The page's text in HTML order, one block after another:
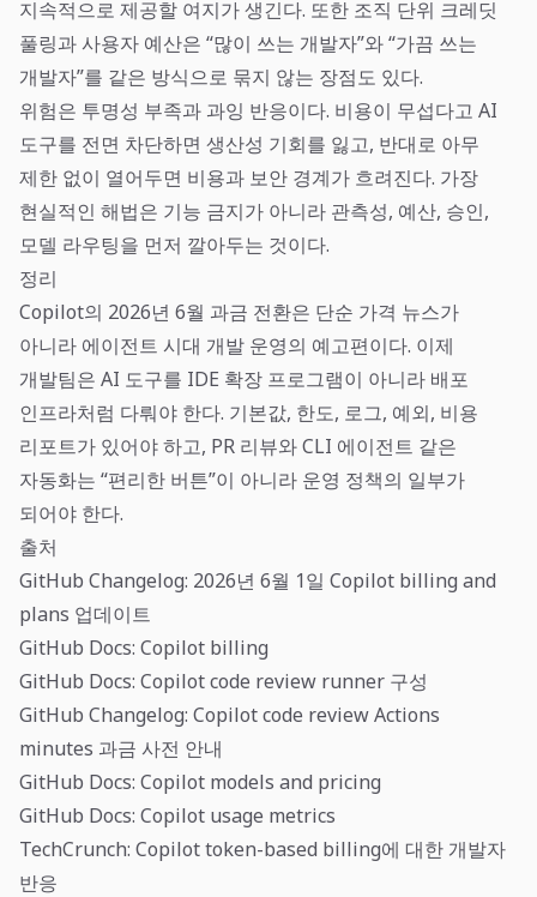
지속적으로 제공할 여지가 생긴다. 또한 조직 단위 크레딧
풀링과 사용자 예산은 “많이 쓰는 개발자”와 “가끔 쓰는
개발자”를 같은 방식으로 묶지 않는 장점도 있다.
위험은 투명성 부족과 과잉 반응이다. 비용이 무섭다고 AI
도구를 전면 차단하면 생산성 기회를 잃고, 반대로 아무
제한 없이 열어두면 비용과 보안 경계가 흐려진다. 가장
현실적인 해법은 기능 금지가 아니라 관측성, 예산, 승인,
모델 라우팅을 먼저 깔아두는 것이다.
정리
Copilot의 2026년 6월 과금 전환은 단순 가격 뉴스가
아니라 에이전트 시대 개발 운영의 예고편이다. 이제
개발팀은 AI 도구를 IDE 확장 프로그램이 아니라 배포
인프라처럼 다뤄야 한다. 기본값, 한도, 로그, 예외, 비용
리포트가 있어야 하고, PR 리뷰와 CLI 에이전트 같은
자동화는 “편리한 버튼”이 아니라 운영 정책의 일부가
되어야 한다.
출처
GitHub Changelog: 2026년 6월 1일 Copilot billing and
plans 업데이트
GitHub Docs: Copilot billing
GitHub Docs: Copilot code review runner 구성
GitHub Changelog: Copilot code review Actions
minutes 과금 사전 안내
GitHub Docs: Copilot models and pricing
GitHub Docs: Copilot usage metrics
TechCrunch: Copilot token-based billing에 대한 개발자
반응